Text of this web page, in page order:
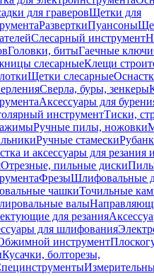
для граверовЩетки для
РазверткиПуансоны
Слесарный инструмент
Головки, битыГаечные ключи
слесарныеКлещи
Щетки слесарные
Сверла, буры, зенкеры
Аксессуары для
инструментТиски,
Ручные пилы, ножовки
Ручные стамески
и аксессуары для резания и
Отрезные, пильные диски
ФрезыШлифовальные
чашкиТочильные
валы
для резания
для шлифования
инструмент
Кусачки, болторезы,